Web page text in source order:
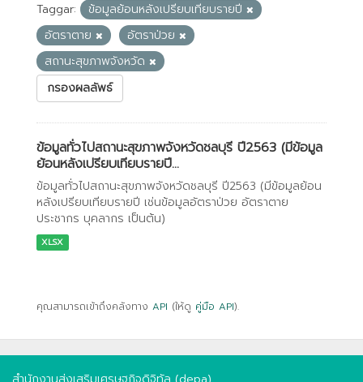
Taggar:
ข้อมูลย้อนหลังเปรียบเทียบรายปี
อัตราตาย
อัตราป่วย
สถานะสุขภาพจังหวัด
กรองผลลัพธ์
ข้อมูลทั่วไปสถานะสุขภาพจังหวัดชลบุรี ปี2563 (มีข้อมูล
ย้อนหลังเปรียบเทียบรายปี...
ข้อมูลทั่วไปสถานะสุขภาพจังหวัดชลบุรี ปี2563 (มีข้อมูลย้อน
หลังเปรียบเทียบรายปี เช่นข้อมูลอัตราป่วย อัตราตาย
ประชากร บุคลากร เป็นต้น)
XLSX
คุณสามารถเข้าถึงคลังทาง API (ให้ดู คู่มือ API).